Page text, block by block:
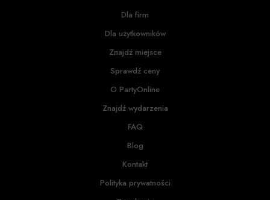
Dla firm
Dla użytkowników
Znajdź miejsce
Sprawdź ceny
O PartyOnline
Znajdź wydarzenia
FAQ
Blog
Kontakt
Polityka prywatności